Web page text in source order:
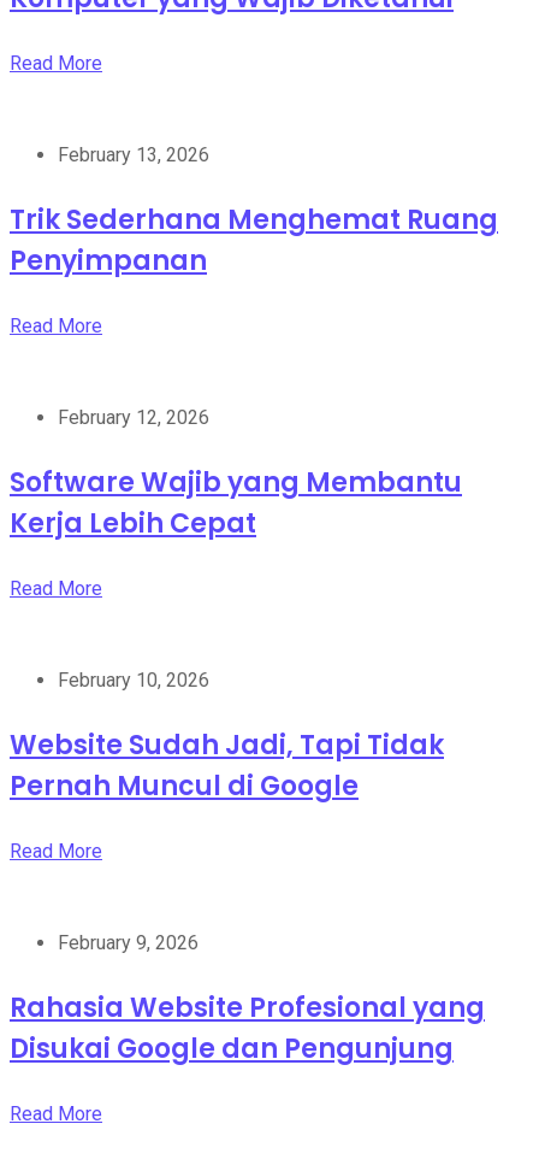
Read More
February 13, 2026
Trik Sederhana Menghemat Ruang
Penyimpanan
Read More
February 12, 2026
Software Wajib yang Membantu
Kerja Lebih Cepat
Read More
February 10, 2026
Website Sudah Jadi, Tapi Tidak
Pernah Muncul di Google
Read More
February 9, 2026
Rahasia Website Profesional yang
Disukai Google dan Pengunjung
Read More